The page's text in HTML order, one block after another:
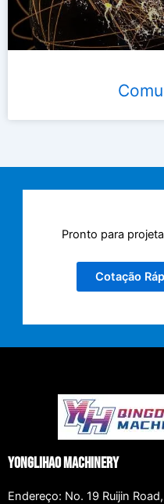
Pronto para
Cotação
Yonglihao Machinery
Endereço: No. 19 Ruijin